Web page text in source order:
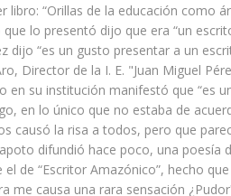
“Orillas de la educación como
lo presentó dijo que era “un
dijo “es un gusto presentar a un
Director de la I. E. "Juan Miguel
en su institución manifestó que “es
en lo único que no estaba de
causó la risa a todos, pero que
difundió hace poco, una poesía
de “Escritor Amazónico”, hecho
me causa una rara sensación